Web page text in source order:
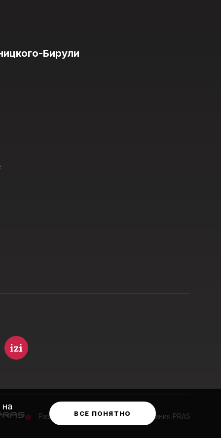
ВСЕ ПОНЯТНО
Бирули
Разработка сайта музея— компания PRAS